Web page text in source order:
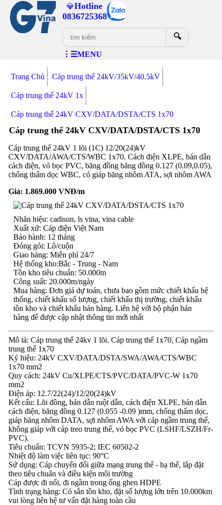
💎Hotline
0836725368
🔍
⋮☰MENU
Trang Chủ Cáp trung thế 24kV/35kV/40.5kV
Cáp trung thế 24kV 1x
Cáp trung thế 24kV CXV/DATA/DSTA/CTS 1x70
Cáp trung thế 24kV CXV/DATA/DSTA/CTS 1x70
Cáp trung thế 24kV 1 lõi (1C) 12/20(24)kV
CXV/DATA/AWA/CTS/WBC 1x70. Cách điện XLPE, bán dẫn
cách điện, vỏ bọc PVC, băng đồng băng đồng 0.127 (0.09,0.05),
chống thấm dọc WBC, có giáp băng nhôm ATA, sợi nhôm AWA
Giá: 1.869.000VNĐ/m
Nhãn hiệu: cadisun, ls vina, vina cable
Xuất xứ: Cáp điện Việt Nam
Bảo hành: 12 tháng
Đóng gói: Lô/cuộn
Giao hàng: Miễn phí 24/7
Hệ thống kho:Bắc - Trung - Nam
Tồn kho tiêu chuẩn: 50.000m
Công suất: 20.000m/ngày
Mua hàng: Đơn giá dự toán, chưa bao gồm mức chiết khấu hệ
thống, chiết khấu số lượng, chiết khấu thị trường, chiết khấu
tồn kho và chiết khấu bán hàng. Liên hệ với bộ phận bán
hàng để được cập nhật thông tin mới nhất
Mô tả: Cáp trung thế 24kv 1 lõi. Cáp trung thế 1x70, Cáp ngầm
trung thế 1x70
Ký hiệu: 24kV CXV/DATA/DSTA/SWA/AWA/CTS/WBC
1x70 mm2
Quy cách: 24kV Cu/XLPE/CTS/PVC/DATA/PVC-W 1x70
mm2
Điện áp: 12.7/22(24)/12/20(24)kV
Kết cấu: Lõi đồng, bán dẫn ruột dẫn, cách điện XLPE, bán dẫn
cách điện, băng đồng 0.127 (0.055 -0.09 )mm, chống thấm dọc,
giáp băng nhôm DATA, sợi nhôm AWA với cáp ngầm trung thế,
không giáp với cáp treo trung thế, vỏ bọc PVC (LSHF/LSZH/Fr-
PVC).
Tiêu chuẩn: TCVN 5935-2; IEC 60502-2
Nhiệt độ làm việc liên tục: 90°C
Sử dụng: Cáp chuyển đổi giữa mạng trung thế - hạ thế, lắp đặt
theo tiêu chuẩn và điều kiện môi trường
Cáp được đi nổi, đi ngầm trong ống ghen HDPE
Tình trạng hàng: Có sẵn tồn kho, đặt số lượng lớn trên 10.000km
vui lòng liên hệ tư vấn đặt hàng toàn cầu